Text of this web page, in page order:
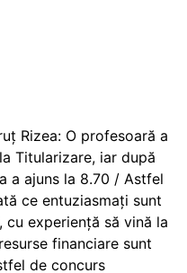
Rizea: O profesoară a
Titularizare, iar după
a ajuns la 8.70 / Astfel
ce entuziasmați sunt
cu experiență să vină la
financiare sunt
de concurs